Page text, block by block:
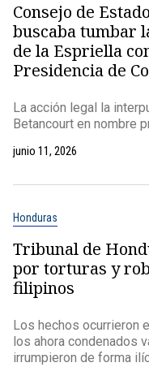
Consejo de
buscaba tumbar
de la Espriella
Presidencia de
La acción legal la
Betancourt en nombre
junio 11, 2026
Honduras
Tribunal de
por torturas y
filipinos
Los hechos ocurrieron
los ahora condenados
irrumpieron de forma